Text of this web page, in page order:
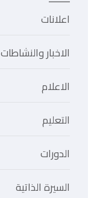
اعلانات
الاخبار والنشاطات
الاعلام
التعليم
الدورات
السيرة الذاتية